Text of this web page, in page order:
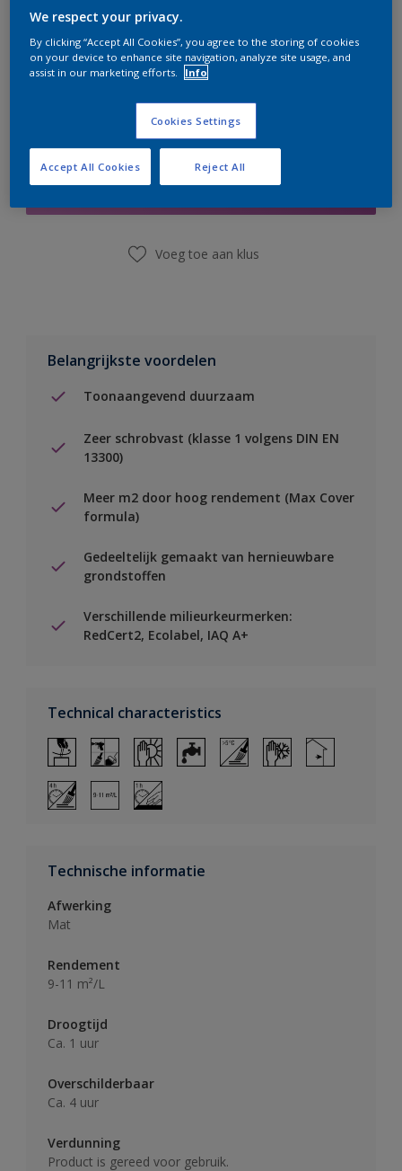
te bestellen. Houd de website in de gaten, we werken
er hard aan om de voorraad aan te vullen.
Boodschappenlijst
Voeg toe aan klus
Belangrijkste voordelen
Toonaangevend duurzaam
Zeer schrobvast (klasse 1 volgens DIN EN
13300)
Meer m2 door hoog rendement (Max Cover
formula)
Gedeeltelijk gemaakt van hernieuwbare
grondstoffen
Verschillende milieurkeurmerken:
RedCert2, Ecolabel, IAQ A+
Technical characteristics
Technische informatie
Afwerking
Mat
Rendement
9-11 m²/L
Droogtijd
Ca. 1 uur
Overschilderbaar
Ca. 4 uur
Verdunning
Product is gereed voor gebruik.
We respect your privacy.
By clicking “Accept All Cookies”, you agree to the storing of cookies
on your device to enhance site navigation, analyze site usage, and
assist in our marketing efforts.
Info
Cookies Settings
Reject All
Accept All Cookies